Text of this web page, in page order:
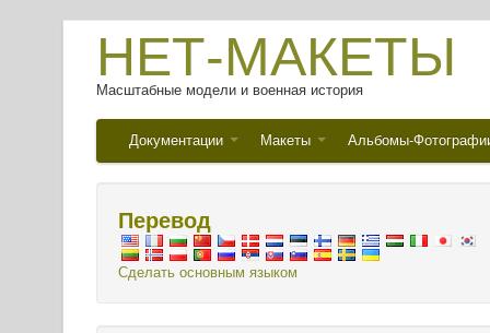
НЕТ-МАКЕТЫ
Масштабные модели и военная история
Документации Макеты Альбомы-
Перевод
Сделать основным языком